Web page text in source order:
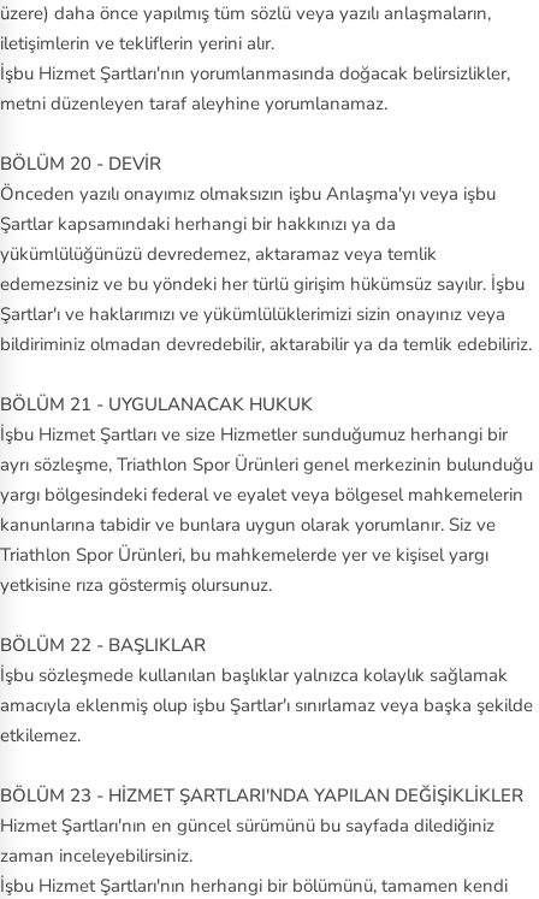
üzere) daha önce yapılmış tüm sözlü veya yazılı anlaşmaların,
iletişimlerin ve tekliflerin yerini alır.
İşbu Hizmet Şartları'nın yorumlanmasında doğacak belirsizlikler,
metni düzenleyen taraf aleyhine yorumlanamaz.
BÖLÜM 20 - DEVİR
Önceden yazılı onayımız olmaksızın işbu Anlaşma'yı veya işbu
Şartlar kapsamındaki herhangi bir hakkınızı ya da
yükümlülüğünüzü devredemez, aktaramaz veya temlik
edemezsiniz ve bu yöndeki her türlü girişim hükümsüz sayılır. İşbu
Şartlar'ı ve haklarımızı ve yükümlülüklerimizi sizin onayınız veya
bildiriminiz olmadan devredebilir, aktarabilir ya da temlik edebiliriz.
BÖLÜM 21 - UYGULANACAK HUKUK
İşbu Hizmet Şartları ve size Hizmetler sunduğumuz herhangi bir
ayrı sözleşme, Triathlon Spor Ürünleri genel merkezinin bulunduğu
yargı bölgesindeki federal ve eyalet veya bölgesel mahkemelerin
kanunlarına tabidir ve bunlara uygun olarak yorumlanır. Siz ve
Triathlon Spor Ürünleri, bu mahkemelerde yer ve kişisel yargı
yetkisine rıza göstermiş olursunuz.
BÖLÜM 22 - BAŞLIKLAR
İşbu sözleşmede kullanılan başlıklar yalnızca kolaylık sağlamak
amacıyla eklenmiş olup işbu Şartlar'ı sınırlamaz veya başka şekilde
etkilemez.
BÖLÜM 23 - HİZMET ŞARTLARI'NDA YAPILAN DEĞİŞİKLİKLER
Hizmet Şartları'nın en güncel sürümünü bu sayfada dilediğiniz
zaman inceleyebilirsiniz.
İşbu Hizmet Şartları'nın herhangi bir bölümünü, tamamen kendi